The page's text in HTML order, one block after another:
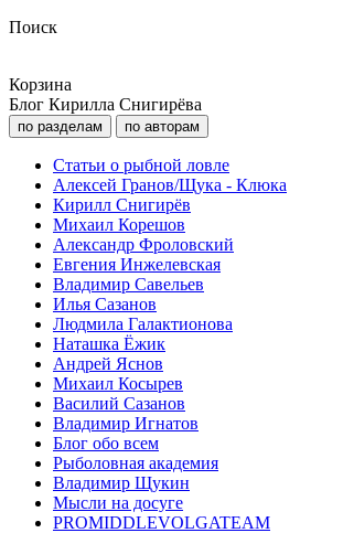
Поиск
Корзина
Блог Кирилла Снигирёва
по разделам по авторам
Статьи о рыбной ловле
Алексей Гранов/Щука - Клюка
Кирилл Снигирёв
Михаил Корешов
Александр Фроловский
Евгения Инжелевская
Владимир Савельев
Илья Сазанов
Людмила Галактионова
Наташка Ёжик
Андрей Яснов
Михаил Косырев
Василий Сазанов
Владимир Игнатов
Блог обо всем
Рыболовная академия
Владимир Щукин
Мысли на досуге
PROMIDDLEVOLGATEAM